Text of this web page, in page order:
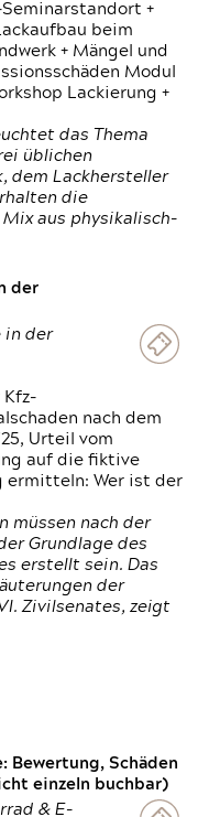
Seminarstandort +
beim
+ Mängel und
Modul
Lackierung +
das Thema
üblichen
dem Lackhersteller
die
aus physikalisch-
der
in der
Kfz-
nach dem
25, Urteil vom
auf die fiktive
ermitteln: Wer ist der
müssen nach der
Grundlage des
erstellt sein. Das
der
Zivilsenates, zeigt
Bewertung, Schäden
einzeln buchbar)
& E-